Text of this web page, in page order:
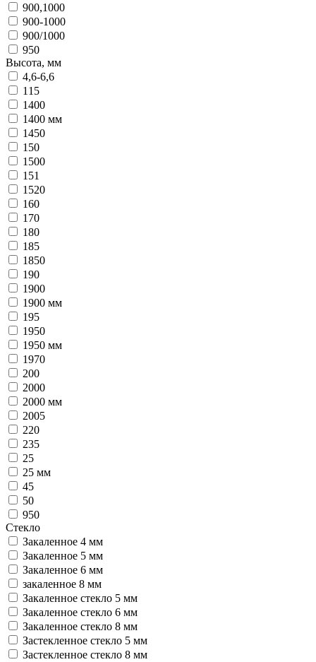
900,1000
900-1000
900/1000
950
Высота, мм
4,6-6,6
115
1400
1400 мм
1450
150
1500
151
1520
160
170
180
185
1850
190
1900
1900 мм
195
1950
1950 мм
1970
200
2000
2000 мм
2005
220
235
25
25 мм
45
50
950
Стекло
Закаленное 4 мм
Закаленное 5 мм
Закаленное 6 мм
закаленное 8 мм
Закаленное стекло 5 мм
Закаленное стекло 6 мм
Закаленное стекло 8 мм
Застекленное стекло 5 мм
Застекленное стекло 8 мм